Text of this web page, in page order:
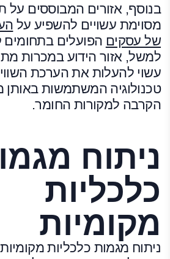
בנוסף, אזורים המבוססים על
מסוימת עשויים להשפיע על
של עסקים הפועלים בתחומים
למשל, אזור הידוע במכרות
עשוי להעלות את הערכת
טכנולוגיה המשתמשות
הקרבה למקורות החומר.
ניתוח
כלכליות
מקומיות
ניתוח מגמות כלכליות